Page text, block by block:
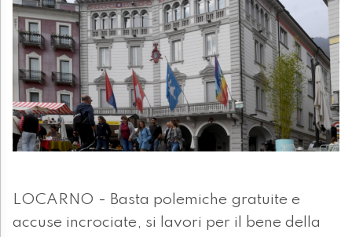
LOCARNO - Basta polemiche gratuite e
accuse incrociate, si lavori per il bene della